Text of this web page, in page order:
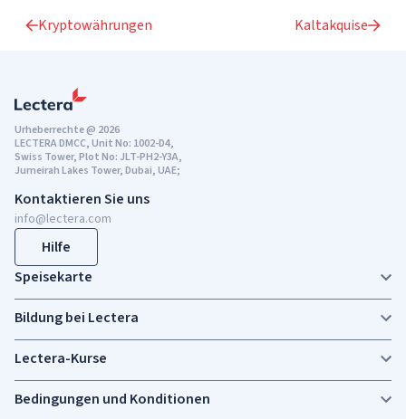
Kryptowährungen Kaltakquise
Urheberrechte @ 2026
LECTERA DMCC, Unit No: 1002-D4,
Swiss Tower, Plot No: JLT-PH2-Y3A,
Jumeirah Lakes Tower, Dubai, UAE;
Kontaktieren Sie uns
info@lectera.com
Hilfe
Speisekarte
Bildung bei Lectera
Lectera-Kurse
Bedingungen und Konditionen